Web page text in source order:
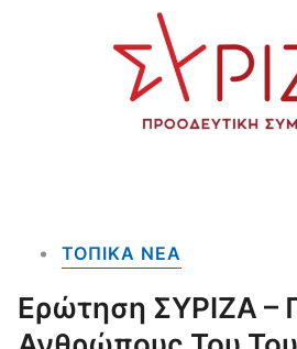
ΤΟΠΙΚΑ NEA
Ερώτηση ΣΥΡΙΖΑ –